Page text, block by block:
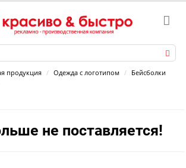
продукция Одежда с логотипом
Бейсболки
не поставляется!